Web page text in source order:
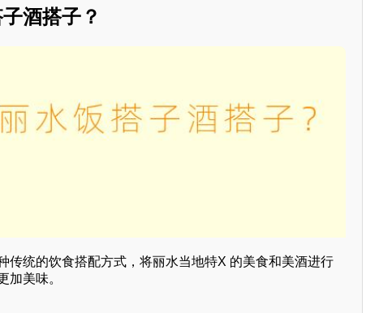
酒搭子？
传统的饮食搭配方式，将丽水当地特X 的美食和美酒进行
加美味。